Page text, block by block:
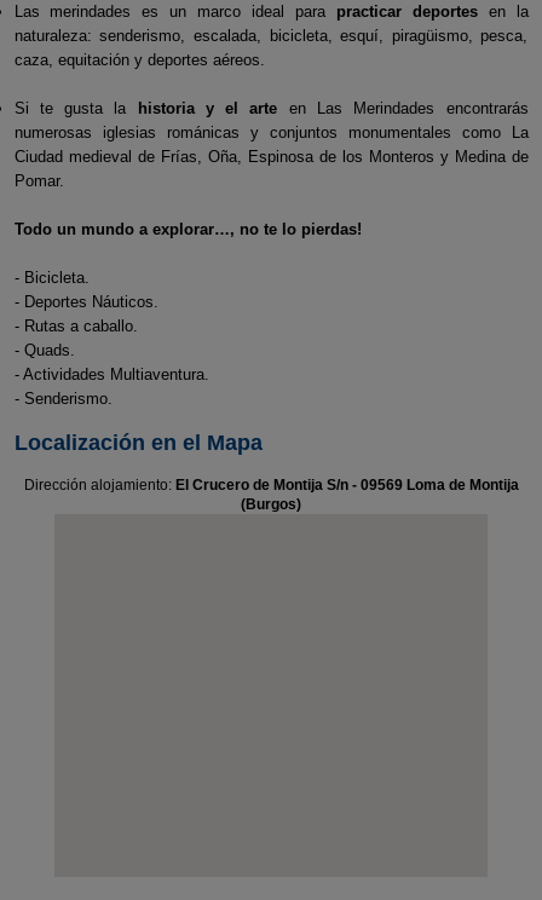
Las merindades es un marco ideal para practicar deportes en la
naturaleza: senderismo, escalada, bicicleta, esquí, piragüismo, pesca,
caza, equitación y deportes aéreos.
Si te gusta la historia y el arte en Las Merindades encontrarás
numerosas iglesias románicas y conjuntos monumentales como La
Ciudad medieval de Frías, Oña, Espinosa de los Monteros y Medina de
Pomar.
Todo un mundo a explorar…, no te lo pierdas!
- Bicicleta.
- Deportes Náuticos.
- Rutas a caballo.
- Quads.
- Actividades Multiaventura.
- Senderismo.
Localización en el Mapa
Dirección alojamiento: El Crucero de Montija S/n - 09569 Loma de Montija
(Burgos)